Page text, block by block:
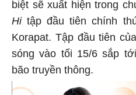
biệt sẽ xuất hiện trong
Hi tập đầu tiên chính
Korapat. Tập đầu tiên
sóng vào tối 15/6 sắp
bão truyền thông.